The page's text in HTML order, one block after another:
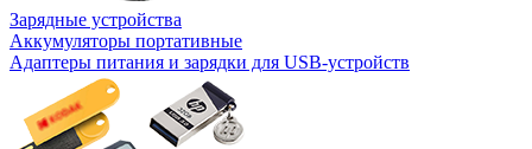
Зарядные устройства
Аккумуляторы портативные
Адаптеры питания и зарядки для USB-устройств